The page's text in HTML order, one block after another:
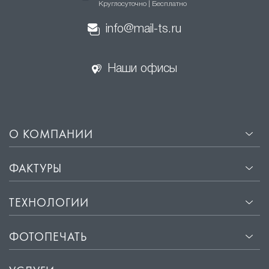
мягкого свечения, что придаёт помещению уют и
подвержены деформации и сохраняют свой
первоначальный вид на протяжении многих лет.
Лёгкость установки. Монтаж сатиновых потолков
занимает всего несколько часов и не требует
подготовки поверхности потолка.
защищает помещение от влаги и пыли.
Круглосуточно | Бесплатно
info@mail-ts.ru
Наши офисы
О КОМПАНИИ
ФАКТУРЫ
ТЕХНОЛОГИИ
ФОТОПЕЧАТЬ